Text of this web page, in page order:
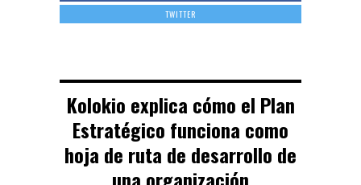
TWITTER
Kolokio explica cómo el Plan
Estratégico funciona como
hoja de ruta de desarrollo de